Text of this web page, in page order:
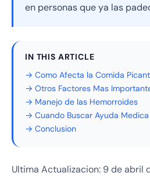
en personas que ya las
IN THIS ARTICLE
→ Como Afecta la Comida
→ Otros Factores Mas
→ Manejo de las Hemorroides
→ Cuando Buscar Ayuda Medica
→ Conclusion
Ultima Actualizacion: 9 de abril